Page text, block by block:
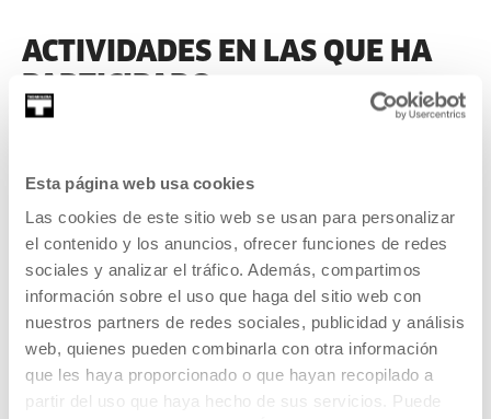
Esta página web usa cookies
Las cookies de este sitio web se usan para personalizar
el contenido y los anuncios, ofrecer funciones de redes
sociales y analizar el tráfico. Además, compartimos
información sobre el uso que haga del sitio web con
nuestros partners de redes sociales, publicidad y análisis
web, quienes pueden combinarla con otra información
que les haya proporcionado o que hayan recopilado a
partir del uso que haya hecho de sus servicios. Puede
ACTIVIDADES EN LAS QUE HA
PARTICIPADO
2022